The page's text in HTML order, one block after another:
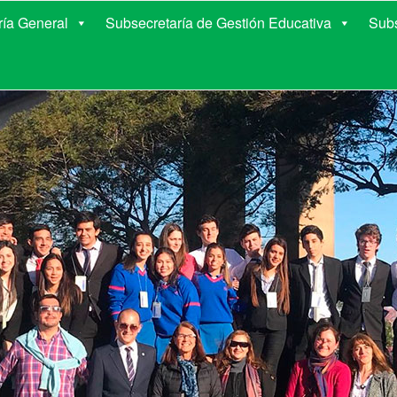
EDUCACIÓN DE
General Subsecretaría de Gestión Educativa